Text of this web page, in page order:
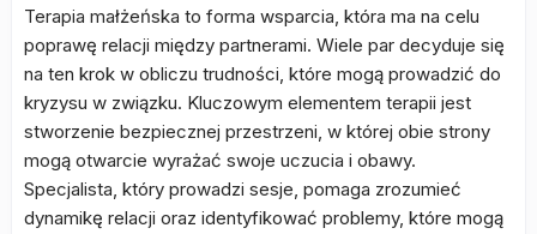
Terapia małżeńska to forma wsparcia, która ma na celu
poprawę relacji między partnerami. Wiele par decyduje się
na ten krok w obliczu trudności, które mogą prowadzić do
kryzysu w związku. Kluczowym elementem terapii jest
stworzenie bezpiecznej przestrzeni, w której obie strony
mogą otwarcie wyrażać swoje uczucia i obawy.
Specjalista, który prowadzi sesje, pomaga zrozumieć
dynamikę relacji oraz identyfikować problemy, które mogą